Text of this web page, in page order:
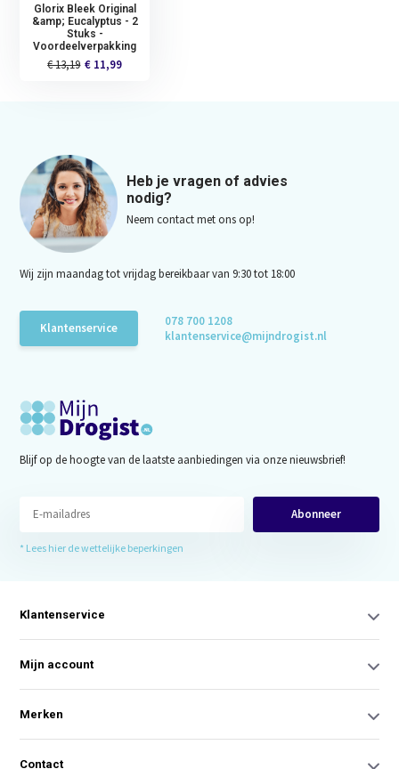
Glorix Bleek Original
&amp; Eucalyptus - 2
Stuks -
Voordeelverpakking
€ 13,19 € 11,99
Heb je vragen of advies
nodig?
Neem contact met ons op!
Wij zijn maandag tot vrijdag bereikbaar van 9:30 tot 18:00
Klantenservice
078 700 1208
klantenservice@mijndrogist.nl
Blijf op de hoogte van de laatste aanbiedingen via onze nieuwsbrief!
Abonneer
* Lees hier de wettelijke beperkingen
Klantenservice
Mijn account
Merken
Contact